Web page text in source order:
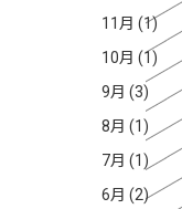
11月 (1)
10月 (1)
9月 (3)
8月 (1)
7月 (1)
6月 (2)